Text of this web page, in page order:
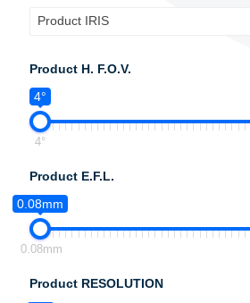
Product IRIS
Product H. F.O.V.
4°
4°
Product E.F.L.
0.08mm
0.08mm
Product RESOLUTION